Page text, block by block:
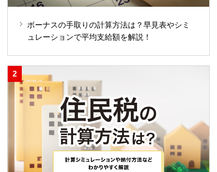
ボーナスの手取りの計算方法は？早見表やシミ
ュレーションで平均支給額を解説！